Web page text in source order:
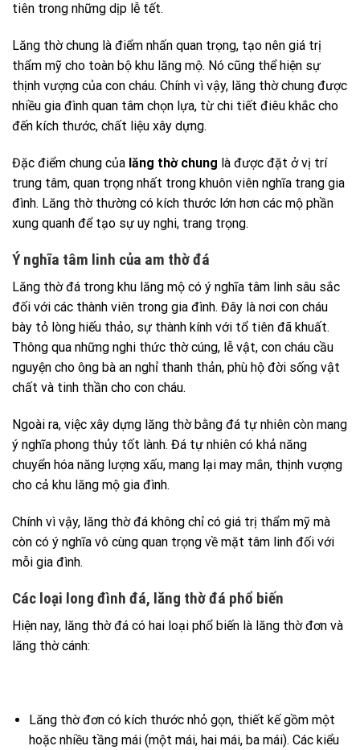
tiên trong những dịp lễ tết.
Lăng thờ chung là điểm nhấn quan trọng, tạo nên giá trị
thẩm mỹ cho toàn bộ khu lăng mộ. Nó cũng thể hiện sự
thịnh vượng của con cháu. Chính vì vậy, lăng thờ chung được
nhiều gia đình quan tâm chọn lựa, từ chi tiết điêu khắc cho
đến kích thước, chất liệu xây dựng.
Đặc điểm chung của lăng thờ chung là được đặt ở vị trí
trung tâm, quan trọng nhất trong khuôn viên nghĩa trang gia
đình. Lăng thờ thường có kích thước lớn hơn các mộ phần
xung quanh để tạo sự uy nghi, trang trọng.
Ý nghĩa tâm linh của am thờ đá
Lăng thờ đá trong khu lăng mộ có ý nghĩa tâm linh sâu sắc
đối với các thành viên trong gia đình. Đây là nơi con cháu
bày tỏ lòng hiếu thảo, sự thành kính với tổ tiên đã khuất.
Thông qua những nghi thức thờ cúng, lễ vật, con cháu cầu
nguyện cho ông bà an nghỉ thanh thản, phù hộ đời sống vật
chất và tinh thần cho con cháu.
Ngoài ra, việc xây dựng lăng thờ bằng đá tự nhiên còn mang
ý nghĩa phong thủy tốt lành. Đá tự nhiên có khả năng
chuyển hóa năng lượng xấu, mang lại may mắn, thịnh vượng
cho cả khu lăng mộ gia đình.
Chính vì vậy, lăng thờ đá không chỉ có giá trị thẩm mỹ mà
còn có ý nghĩa vô cùng quan trọng về mặt tâm linh đối với
mỗi gia đình.
Các loại long đình đá, lăng thờ đá phổ biến
Hiện nay, lăng thờ đá có hai loại phổ biến là lăng thờ đơn và
lăng thờ cánh:
Lăng thờ đơn có kích thước nhỏ gọn, thiết kế gồm một
hoặc nhiều tầng mái (một mái, hai mái, ba mái). Các kiểu